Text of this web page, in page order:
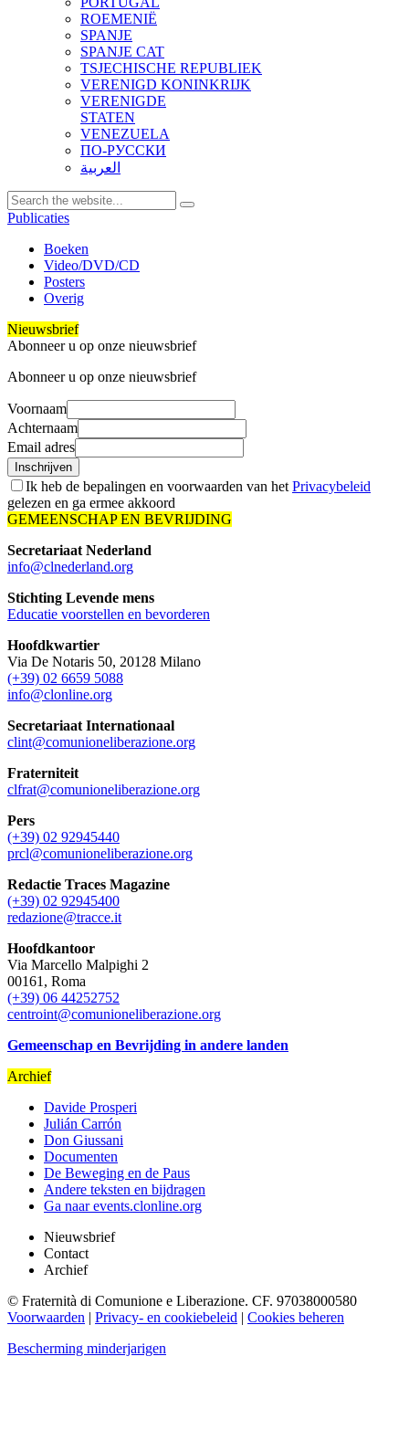
ROEMENIË
SPANJE
SPANJE CAT
TSJECHISCHE REPUBLIEK
VERENIGD KONINKRIJK
VERENIGDE
STATEN
VENEZUELA
ПО-РУССКИ
العربية
Publicaties
Boeken
Video/DVD/CD
Posters
Overig
Nieuwsbrief
Abonneer u op onze nieuwsbrief
Abonneer u op onze nieuwsbrief
Voornaam
Achternaam
Email adres
Inschrijven
Ik heb de bepalingen en voorwaarden van het Privacybeleid
gelezen en ga ermee akkoord
GEMEENSCHAP EN BEVRIJDING
Secretariaat Nederland
info@clnederland.org
Stichting Levende mens
Educatie voorstellen en bevorderen
Hoofdkwartier
Via De Notaris 50, 20128 Milano
(+39) 02 6659 5088
info@clonline.org
Secretariaat Internationaal
clint@comunioneliberazione.org
Fraterniteit
clfrat@comunioneliberazione.org
Pers
(+39) 02 92945440
prcl@comunioneliberazione.org
Redactie Traces Magazine
(+39) 02 92945400
redazione@tracce.it
Hoofdkantoor
Via Marcello Malpighi 2
00161, Roma
(+39) 06 44252752
centroint@comunioneliberazione.org
Gemeenschap en Bevrijding in andere landen
Archief
Davide Prosperi
Julián Carrón
Don Giussani
Documenten
De Beweging en de Paus
Andere teksten en bijdragen
Ga naar events.clonline.org
Nieuwsbrief
Contact
Archief
© Fraternità di Comunione e Liberazione. CF. 97038000580
Voorwaarden | Privacy- en cookiebeleid | Cookies beheren
Bescherming minderjarigen